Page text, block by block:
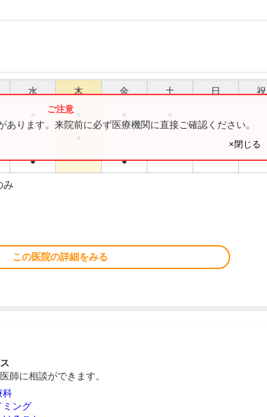
水 木 金 土 日 祝
● ●
ります。来院前に必ず医療機関に直接ご確認ください。
×閉じる
み
この医院の詳細をみる
師に相談ができます。
科
ミング